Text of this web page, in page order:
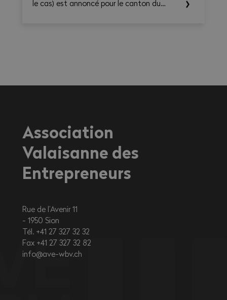
le cas) est annoncé pour le canton du
fortement exposés à la chaleur.
Association
Valaisanne des
Entrepreneurs
Rue de l’Avenir 11
1950 Sion
Tél. +41 27 327 32 32
Fax +41 27 327 32 82
info@ave-wbv.ch